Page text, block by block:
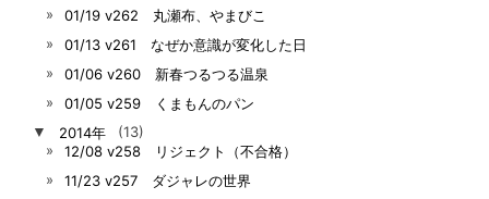
01/19 v262 丸瀬布、やまびこ
01/13 v261 なぜか意識が変化した日
01/06 v260 新春つるつる温泉
01/05 v259 くまもんのパン
▼
2014年
(13)
12/08 v258 リジェクト（不合格）
11/23 v257 ダジャレの世界